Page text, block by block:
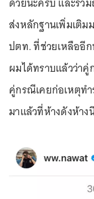
ส่งหลักฐานเพิ่มเติม
ปตท. ที่ช่วยเหลืออี
ผมได้ทราบแล้วว่า
คู่กรณีเคยก่อเหตุท
มาแล้วที่ห้างดังห้าง